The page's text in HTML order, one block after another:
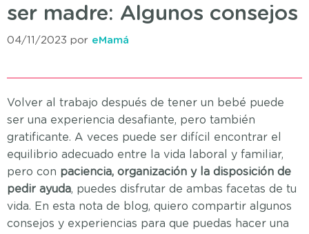
ser madre: Algunos consejos
04/11/2023 por eMamá
Volver al trabajo después de tener un bebé puede
ser una experiencia desafiante, pero también
gratificante. A veces puede ser difícil encontrar el
equilibrio adecuado entre la vida laboral y familiar,
pero con paciencia, organización y la disposición de
pedir ayuda, puedes disfrutar de ambas facetas de tu
vida. En esta nota de blog, quiero compartir algunos
consejos y experiencias para que puedas hacer una